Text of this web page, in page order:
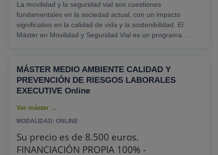
La movilidad y la seguridad vial son cuestiones
fundamentales en la sociedad actual, con un impacto
significativo en la calidad de vida y la sostenibilidad. El
Máster en Movilidad y Seguridad Vial es un programa
reducción de accidentes de tráfico. Diseñado para
profesionales de la ingeniería de tráfico, planificación
persona interesada......
MÁSTER MEDIO AMBIENTE CALIDAD Y
PREVENCIÓN DE RIESGOS LABORALES
EXECUTIVE Online
MODALIDAD: ONLINE
Su precio es de 8.500 euros.
FINANCIACIÓN PROPIA 100% -